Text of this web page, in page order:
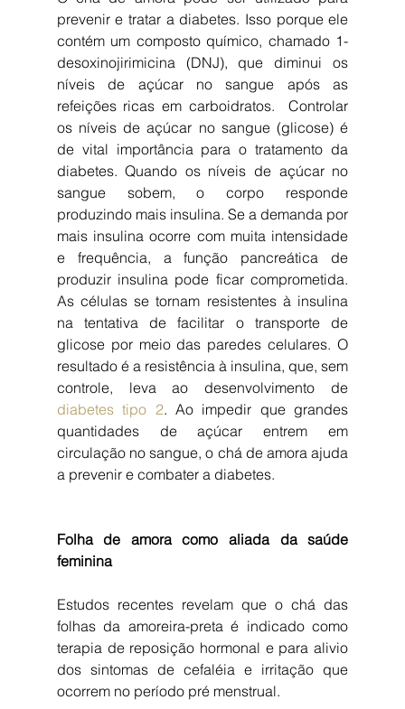
prevenir e tratar a diabetes. Isso porque ele
contém um composto químico, chamado 1-
desoxinojirimicina (DNJ), que diminui os
níveis de açúcar no sangue após as
refeições ricas em carboidratos.  Controlar
os níveis de açúcar no sangue (glicose) é
de vital importância para o tratamento da
diabetes. Quando os níveis de açúcar no
sangue sobem, o corpo responde
produzindo mais insulina. Se a demanda por
mais insulina ocorre com muita intensidade
e frequência, a função pancreática de
produzir insulina pode ficar comprometida.
As células se tornam resistentes à insulina
na tentativa de facilitar o transporte de
glicose por meio das paredes celulares. O
resultado é a resistência à insulina, que, sem
diabetes tipo 2. Ao impedir que grandes
quantidades de açúcar entrem em
circulação no sangue, o chá de amora ajuda
a prevenir e combater a diabetes.
Folha de amora como aliada da saúde
feminina
Estudos recentes revelam que o chá das
folhas da amoreira-preta é indicado como
terapia de reposição hormonal e para alivio
dos sintomas de cefaléia e irritação que
ocorrem no período pré menstrual.